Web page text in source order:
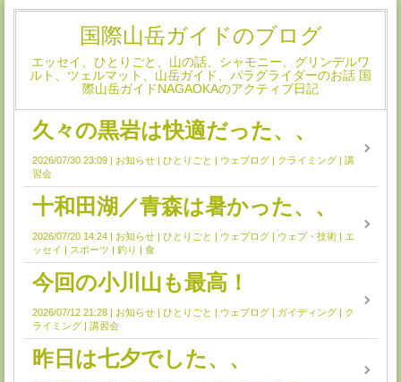
国際山岳ガイドのブログ
エッセイ、ひとりごと、山の話、シャモニー、グリンデルワ
ルト、ツェルマット、山岳ガイド、パラグライダーのお話 国
際山岳ガイドNAGAOKAのアクティブ日記
久々の黒岩は快適だった、、
2026/07/30 23:09 お知らせ ひとりごと ウェブログ クライミング
講
習会
十和田湖／青森は暑かった、、
2026/07/20 14:24 お知らせ ひとりごと ウェブログ ウェブ・技術
エ
ッセイ
スポーツ 釣り 食
今回の小川山も最高！
2026/07/12 21:28 お知らせ ひとりごと ウェブログ ガイディング
ク
ライミング
講習会
昨日は七夕でした、、